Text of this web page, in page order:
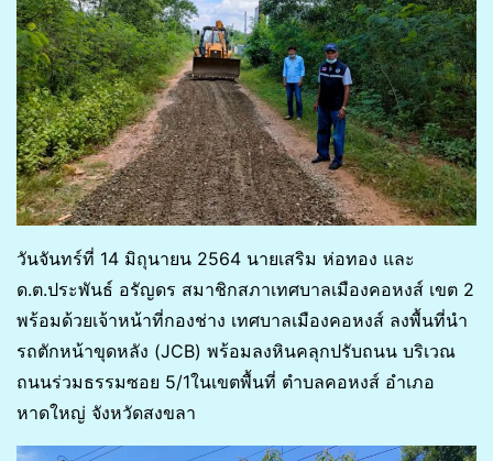
วันจันทร์ที่ 14 มิถุนายน 2564 นายเสริม ห่อทอง และ
ด.ต.ประพันธ์ อรัญดร สมาชิกสภาเทศบาลเมืองคอหงส์ เขต 2
พร้อมด้วยเจ้าหน้าที่กองช่าง เทศบาลเมืองคอหงส์ ลงพื้นที่นำ
รถตักหน้าขุดหลัง (JCB) พร้อมลงหินคลุกปรับถนน บริเวณ
ถนนร่วมธรรมซอย 5/1ในเขตพื้นที่ ตำบลคอหงส์ อำเภอ
หาดใหญ่ จังหวัดสงขลา